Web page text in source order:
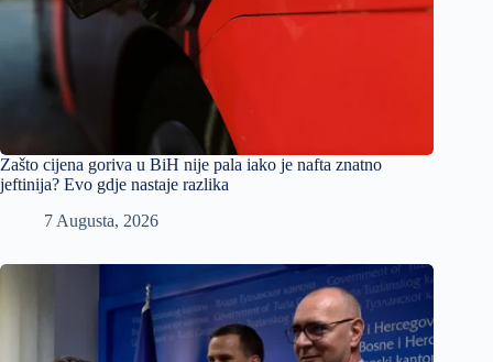
Zašto cijena goriva u BiH nije pala iako je nafta znatno
jeftinija? Evo gdje nastaje razlika
7 Augusta, 2026